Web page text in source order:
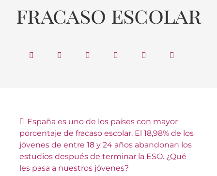
fracaso escolar
España es uno de los países con mayor
porcentaje de fracaso escolar. El 18,98% de los
jóvenes de entre 18 y 24 años abandonan los
estudios después de terminar la ESO. ¿Qué
les pasa a nuestros jóvenes?